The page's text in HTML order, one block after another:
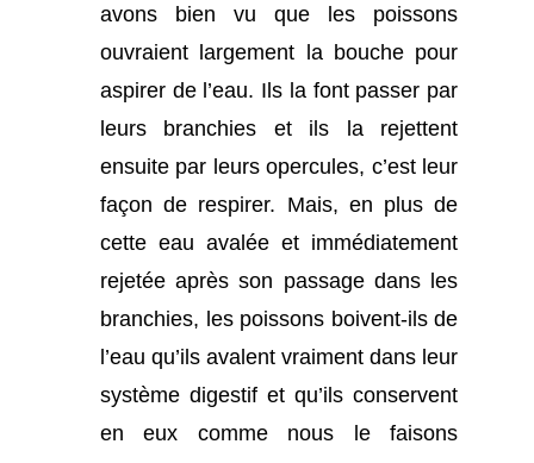
avons bien vu que les poissons
ouvraient largement la bouche pour
aspirer de l’eau. Ils la font passer par
leurs branchies et ils la rejettent
ensuite par leurs opercules, c’est leur
façon de respirer. Mais, en plus de
cette eau avalée et immédiatement
rejetée après son passage dans les
branchies, les poissons boivent-ils de
l’eau qu’ils avalent vraiment dans leur
système digestif et qu’ils conservent
en eux comme nous le faisons